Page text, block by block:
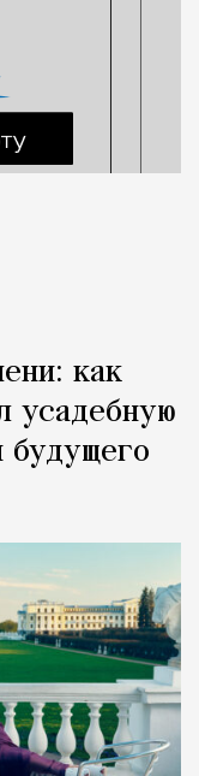
как
усадебную
будущего